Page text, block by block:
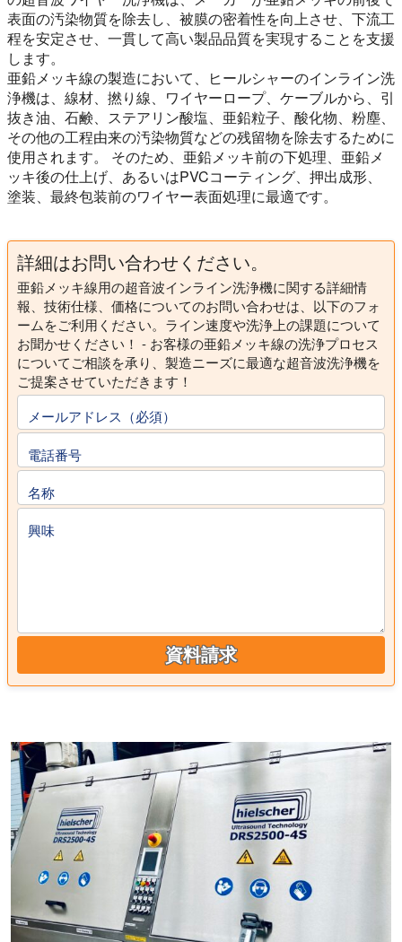
表面の汚染物質を除去し、被膜の密着性を向上させ、下流工
程を安定させ、一貫して高い製品品質を実現することを支援
します。
亜鉛メッキ線の製造において、ヒールシャーのインライン洗
浄機は、線材、撚り線、ワイヤーロープ、ケーブルから、引
抜き油、石鹸、ステアリン酸塩、亜鉛粒子、酸化物、粉塵、
その他の工程由来の汚染物質などの残留物を除去するために
使用されます。 そのため、亜鉛メッキ前の下処理、亜鉛メ
ッキ後の仕上げ、あるいはPVCコーティング、押出成形、
塗装、最終包装前のワイヤー表面処理に最適です。
詳細はお問い合わせください。
亜鉛メッキ線用の超音波インライン洗浄機に関する詳細情
報、技術仕様、価格についてのお問い合わせは、以下のフォ
ームをご利用ください。ライン速度や洗浄上の課題について
お聞かせください！ - お客様の亜鉛メッキ線の洗浄プロセス
についてご相談を承り、製造ニーズに最適な超音波洗浄機を
ご提案させていただきます！
メールアドレス（必須）
電話番号
名称
興味
資料請求